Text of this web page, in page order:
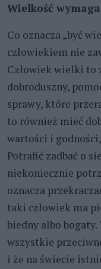
Wielkość
Co oznacza „być
człowiekiem nie
Człowiek wielki to
dobroduszny,
sprawy, które
to również mieć
wartości i
Potrafić zadbać o
niekoniecznie
oznacza
taki człowiek ma
biedny albo
wszystkie
i że na świecie